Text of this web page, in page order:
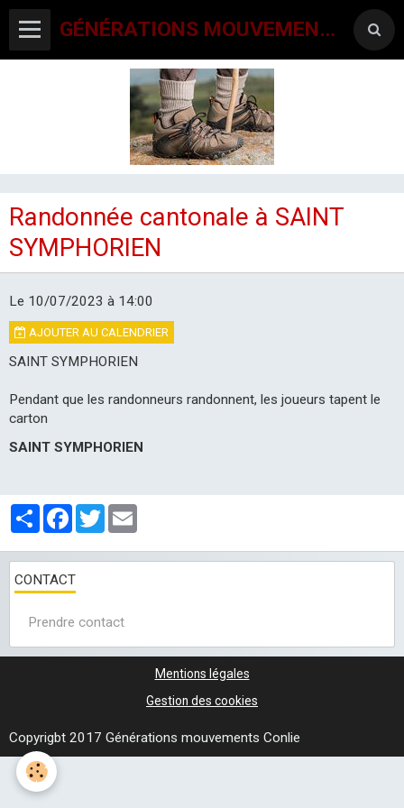
GÉNÉRATIONS MOUVEMENT INTERCLUBS CHAMPAGNE CONLINOISE
Randonnée cantonale à SAINT
SYMPHORIEN
Le 10/07/2023 à 14:00
AJOUTER AU CALENDRIER
SAINT SYMPHORIEN
Pendant que les randonneurs randonnent, les joueurs tapent le
carton
SAINT SYMPHORIEN
PartagerFacebook
Twitter
CONTACT
Prendre contact
Mentions légales
Gestion des cookies
Copyrigbt 2017 Générations mouvements Conlie